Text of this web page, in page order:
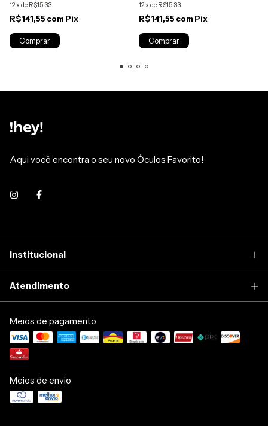
12xde R$15,33
R$141,55 com Pix
12xde R$15,33
R$141,55 com Pix
Aqui você encontra o seu novo Óculos Favorito!
Institucional
Atendimento
Meios de pagamento
Meios de envio